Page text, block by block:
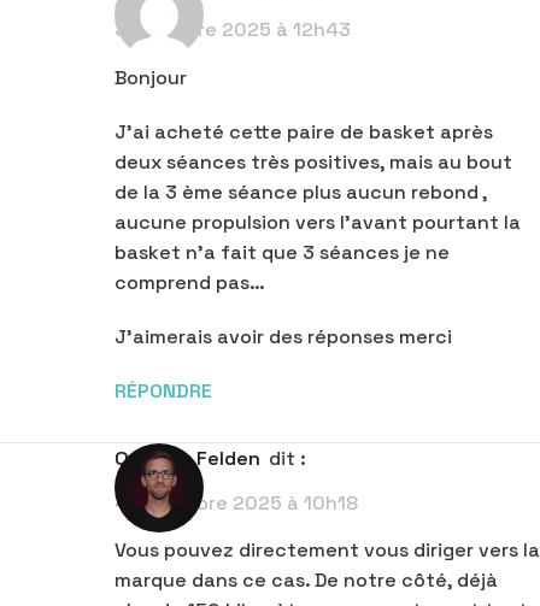
31 octobre 2025 à 12h43
Bonjour
J’ai acheté cette paire de basket après
deux séances très positives, mais au bout
de la 3 ème séance plus aucun rebond ,
aucune propulsion vers l’avant pourtant la
basket n’a fait que 3 séances je ne
comprend pas…
J’aimerais avoir des réponses merci
RÉPONDRE
Quentin Felden dit :
4 novembre 2025 à 10h18
Vous pouvez directement vous diriger vers la
marque dans ce cas. De notre côté, déjà